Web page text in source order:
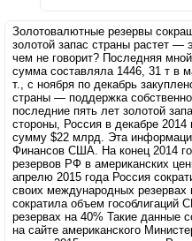
Золотовалютные резервы
золотой запас страны растет —
чем не говорит? Последняя
сумма составляла 1446, 31 т в
т., с ноября по декабрь
страны — поддержка
последние пять лет золотой
стороны, Россия в декабре
сумму $22 млрд. Эта
Финансов США. На конец 2014
резервов РФ в американских
апрелю 2015 года Россия
своих международных
сократила объем
резервах на 40% Такие данные
на сайте американского